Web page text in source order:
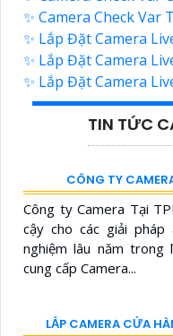
CAMERA
DS-2DE7A232IWG1-
ống kính quang học
cách xa, nhìn ban đêm
có tốc độ lấy nét cao